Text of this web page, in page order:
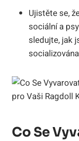
Ujistěte se,
sociální a‍
sledujte, jak
Co‍ Se